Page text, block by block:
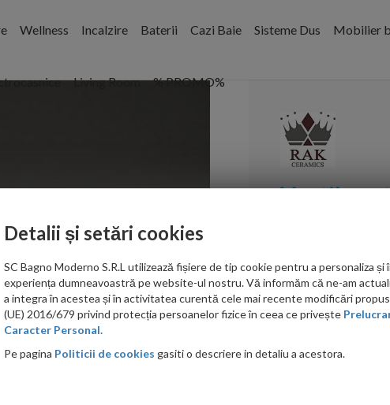
Wellness Incalzire Baterii Cazi Baie Sisteme Dus Mobilier
Living Room % PROMO%
Ventil
PRP: 440.00 RON
198.00 RON
Ati gasit in
Detalii și setări cookies
SC Bagno Moderno S.R.L utilizează fișiere de tip cookie pentru a personaliza și
experiența dumneavoastră pe website-ul nostru. Vă informăm că ne-am
a integra în acestea și în activitatea curentă cele mai recente modificări
(UE) 2016/679 privind protecția persoanelor fizice în ceea ce privește
Caracter Personal.
Pe pagina Politicii de cookies gasiti o descriere in detaliu a acestora.